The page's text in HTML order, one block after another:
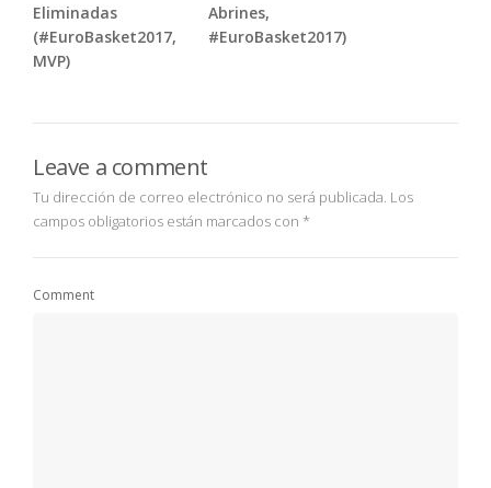
Eliminadas
(#EuroBasket2017,
MVP)
Abrines,
#EuroBasket2017)
Leave a comment
Tu dirección de correo electrónico no será publicada. Los
campos obligatorios están marcados con *
Comment